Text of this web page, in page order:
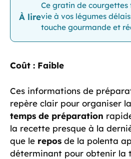
À lire
Ce gratin de courgettes
vie à vos légumes
touche gourmande et
Coût : Faible
Ces informations de
repère clair pour organiser
temps de préparation
la recette presque à la
que le repos de la polenta
déterminant pour obtenir la